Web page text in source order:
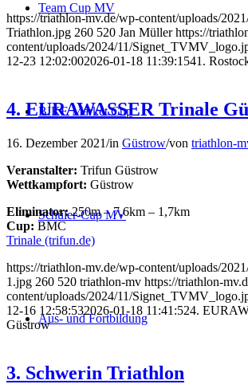
Team Cup MV
BIKE Market Cup
Schüler-Cup MV
Aus- und Fortbildung
https://triathlon-mv.de/wp-content/uploads/
Triathlon.jpg 260 520 Jan Müller https://
content/uploads/2024/11/
12-23 12:02:002026-01-18 11:39:1541.
4. EURAWASSER Trinale
16. Dezember 2021/in Güstrow/von triathlon-
Veranstalter: Trifun Güstrow
Wettkampfort: Güstrow
Eliminator:250m – 7,6km – 1,7km
Cup: BMC
Trinale (trifun.de)
https://triathlon-mv.de/wp-content/uploads/
1.jpg 260 520 triathlon-mv https://triathlon-
content/uploads/2024/11/
12-16 12:58:532026-01-18 11:41:524.
Güstrow
3. Schwerin Triathlon